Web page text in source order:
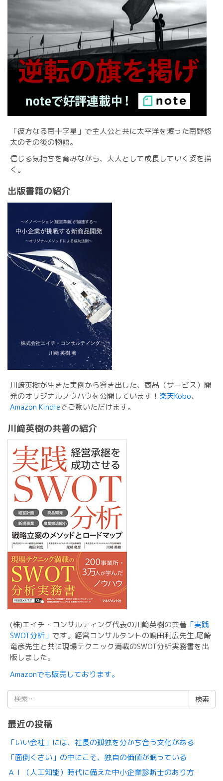
「彼方なる南十字星」で主人公と共に太平洋を渡った南野悠
太のその後の物語。
信じる気持ちを育みながら、大人として成長していく姿を描
く。
出版書籍の紹介
川﨑英樹が生きた実例から導き出した、商品（サービス）開
発のオリジナルノウハウを公開しています！ 楽天Kobo、
Amazon Kindleでご覧いただけます。
川﨑英樹の共著の紹介
(株)エイチ・コンサルティング代表の川﨑英樹の共著 「実践
SWOT分析」 です。経営コンサルタントの嶋田利広先生,尾崎
竜彦先生と共に現場テクニック満載のSWOT分析実務書を出
版しました。
Amazonでも販売しております。
検
索:
最近の投稿
「いい会社」には、社長の孤独を分かち合う文化がある
「面倒くさい」の中にこそ、独自の価値が眠っている
ＡＩ（人工知能）時代に備えた中小企業診断士のあり方